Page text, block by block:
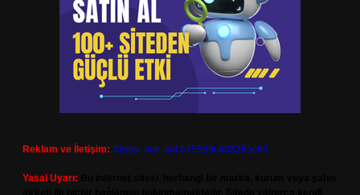
Reklam ve İletişim: Skype: live:.cid.575569c608265c69
Yasal Uyarı: